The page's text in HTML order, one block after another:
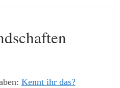
Kennt ihr das?